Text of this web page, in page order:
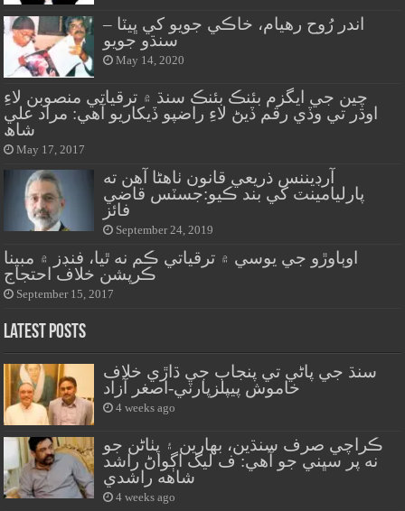
اندر رُوح رهيام، خاڪي جويو کي ڀيٽا –
سنڌو جويو
May 14, 2020
چين جي ايگزم بئنڪ بئنڪ سنڌ ۾ ترقياتي منصوبن لاءِ
اوڌر تي وڏي رقم ڏيڻ لاءِ راضپو ڏيکاريو آهي: مراد علي
شاھ
May 17, 2017
آرڊيننس ذريعي قانون ٺاهڻا آهن ته
پارليامينٽ کي بند ڪيو:جسٽس قاضي
فائز
September 24, 2019
اوٻاوڙو جي يوسي ۾ ترقياتي ڪم نه ٿيا، فنڊز ۾ مبينا
ڪرپشن خلاف احتجاج
September 15, 2017
Latest Posts
سنڌ جي پاڻي تي پنجاب جي ڌاڙي خلاف
خاموش پيپلزپارٽي-اصغر آزاد
4 weeks ago
ڪراچي صرف سنڌين، بهارين ۽ پٺاڻن جو
نه پر سڀني جو آهي: ف ليگ اڳواڻ راشد
شاهه راشدي
4 weeks ago